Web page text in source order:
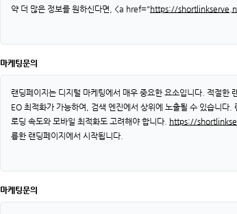
약 더 많은 정보를 원하신다면, <a href=" https://
마케팅문의
랜딩페이지는 디지털 마케팅에서 매우 중요한 요소입니다. 적절한
EO 최적화가 가능하여, 검색 엔진에서 상위에 노출될 수 있습니다
로딩 속도와 모바일 최적화도 고려해야 합니다.
https://
륭한 랜딩페이지에서 시작됩니다.
마케팅문의